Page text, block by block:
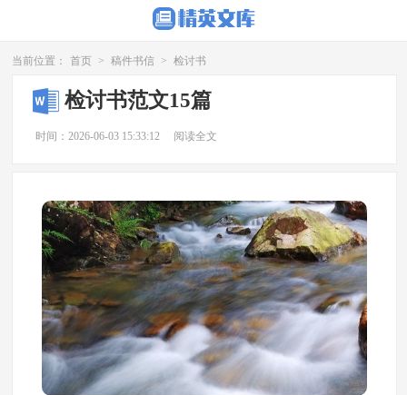
当前位置： 首页 > 稿件书信 > 检讨书
检讨书范文15篇
时间：2026-06-03 15:33:12 阅读全文